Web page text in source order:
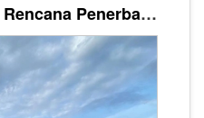
Dinilai Lebih Murah, Rencana Penerbangan Umrah dari Bandara Banyuwangi Disambut Positif